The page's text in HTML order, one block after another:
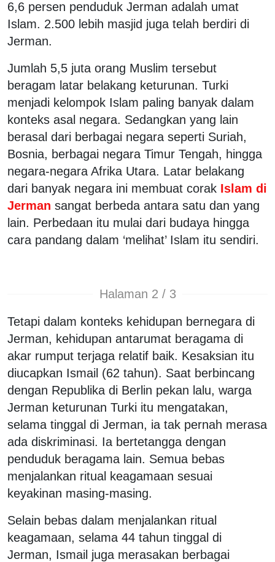
6,6 persen penduduk Jerman adalah umat
Islam. 2.500 lebih masjid juga telah berdiri di
Jerman.
Jumlah 5,5 juta orang Muslim tersebut
beragam latar belakang keturunan. Turki
menjadi kelompok Islam paling banyak dalam
konteks asal negara. Sedangkan yang lain
berasal dari berbagai negara seperti Suriah,
Bosnia, berbagai negara Timur Tengah, hingga
negara-negara Afrika Utara. Latar belakang
dari banyak negara ini membuat corak Islam di
Jerman sangat berbeda antara satu dan yang
lain. Perbedaan itu mulai dari budaya hingga
cara pandang dalam ‘melihat’ Islam itu sendiri.
Halaman 2 / 3
Tetapi dalam konteks kehidupan bernegara di
Jerman, kehidupan antarumat beragama di
akar rumput terjaga relatif baik. Kesaksian itu
diucapkan Ismail (62 tahun). Saat berbincang
dengan Republika di Berlin pekan lalu, warga
Jerman keturunan Turki itu mengatakan,
selama tinggal di Jerman, ia tak pernah merasa
ada diskriminasi. Ia bertetangga dengan
penduduk beragama lain. Semua bebas
menjalankan ritual keagamaan sesuai
keyakinan masing-masing.
Selain bebas dalam menjalankan ritual
keagamaan, selama 44 tahun tinggal di
Jerman, Ismail juga merasakan berbagai